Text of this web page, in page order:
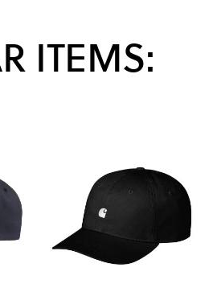
ITEMS: